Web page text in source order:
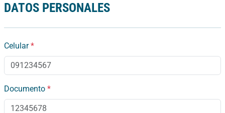
DATOS PERSONALES
Celular*
Documento *